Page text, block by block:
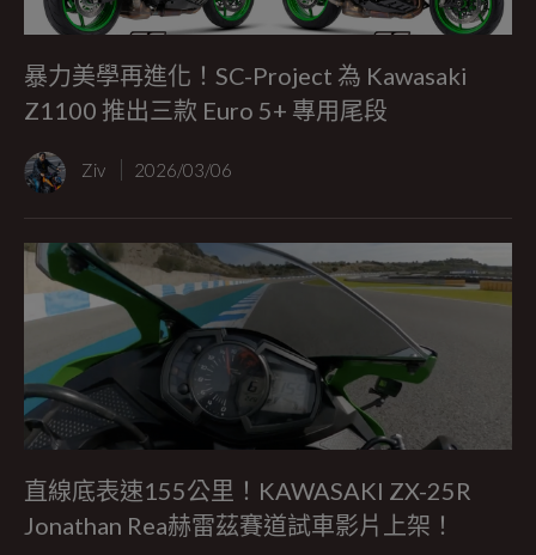
暴力美學再進化！SC-Project 為 Kawasaki
Z1100 推出三款 Euro 5+ 專用尾段
Ziv 2026/03/06
直線底表速155公里！KAWASAKI ZX-25R
Jonathan Rea赫雷茲賽道試車影片上架！